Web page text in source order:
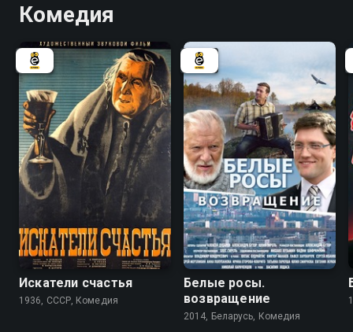
Комедия
6.2
Искатели счастья
1936, СССР, Комедия
5.2
Белые росы.
возвращение
2014, Беларусь, Комедия